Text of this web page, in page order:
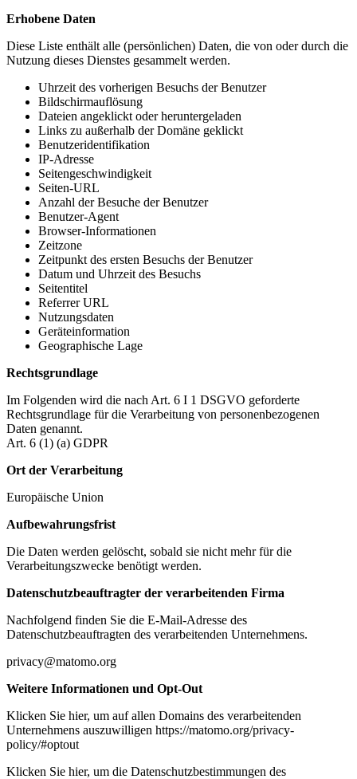
Erhobene Daten
Diese Liste enthält alle (persönlichen) Daten, die von oder durch die
Nutzung dieses Dienstes gesammelt werden.
Uhrzeit des vorherigen Besuchs der Benutzer
Bildschirmauflösung
Dateien angeklickt oder heruntergeladen
Links zu außerhalb der Domäne geklickt
Benutzeridentifikation
IP-Adresse
Seitengeschwindigkeit
Seiten-URL
Anzahl der Besuche der Benutzer
Benutzer-Agent
Browser-Informationen
Zeitzone
Zeitpunkt des ersten Besuchs der Benutzer
Datum und Uhrzeit des Besuchs
Seitentitel
Referrer URL
Nutzungsdaten
Geräteinformation
Geographische Lage
Rechtsgrundlage
Im Folgenden wird die nach Art. 6 I 1 DSGVO geforderte
Rechtsgrundlage für die Verarbeitung von personenbezogenen
Daten genannt.
Art. 6 (1) (a) GDPR
Ort der Verarbeitung
Europäische Union
Aufbewahrungsfrist
Die Daten werden gelöscht, sobald sie nicht mehr für die
Verarbeitungszwecke benötigt werden.
Datenschutzbeauftragter der verarbeitenden Firma
Nachfolgend finden Sie die E-Mail-Adresse des
Datenschutzbeauftragten des verarbeitenden Unternehmens.
privacy@matomo.org
Weitere Informationen und Opt-Out
Klicken Sie hier, um auf allen Domains des verarbeitenden
Unternehmens auszuwilligen https://matomo.org/privacy-
policy/#optout
Klicken Sie hier, um die Datenschutzbestimmungen des